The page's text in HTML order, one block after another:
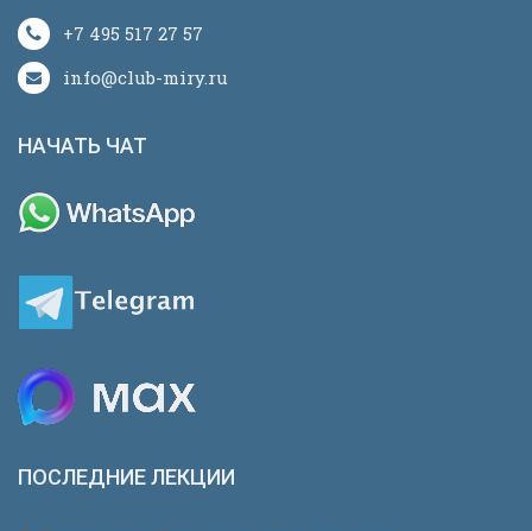
+7 495 517 27 57
info@club-miry.ru
НАЧАТЬ ЧАТ
ПОСЛЕДНИЕ ЛЕКЦИИ